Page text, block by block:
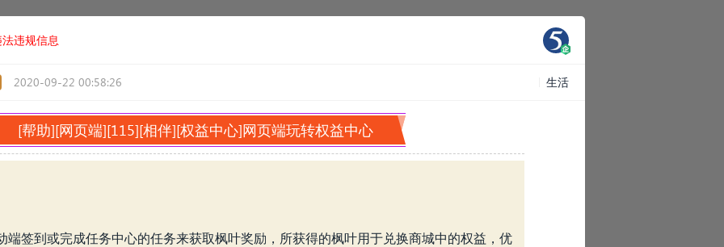
违规信息
2020-09-22 00:58:26 生活
[帮助][网页端][115][相伴][权益中心]网页端玩转权益中心
端签到或完成任务中心的任务来获取枫叶奖励，所获得的枫叶用于兑换商城中的权益，优